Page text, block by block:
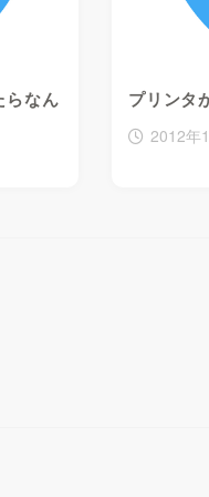
らなん
プリンタ
2012年